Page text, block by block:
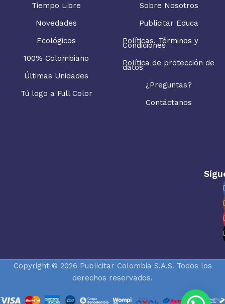
Tiempo Libre
Novedades
Ecológicos
100% Colombiano
Últimas Unidades
Tú logo a Full Color
Sobre Nosotros
Publicitar Educa
Políticas, Términos y
Condiciones
Política de protección de
datos
¿Preguntas?
Contáctanos
Copyright © 2026 Publicitar Colombia S.A.S. Todos los
derechos reservados.